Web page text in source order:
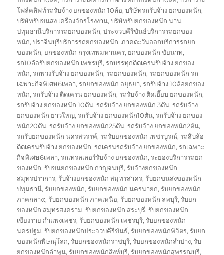
โฟล์คลิฟท์รถรับจ้าง ยกของหนัก 10ล้อ,บริษัทรถรับจ้าง ยกของหนัก,
บริษัทรับขนส่ง เครื่องจักรโรงงาน,บริษัทรับยกของหนัก น่าน,
ปทุมธานีบริการรถยกของหนัก,ประจวบคีรีขันธ์บริการรถยกของ
หนัก,ปราจีนบุรีบริการรถยกของหนัก,ภาคตะวันออกบริการรถยก
ของหนัก, ยกของหนัก กรุงเทพมหานคร, ยกของหนัก ชัยนาท,
รถ10ล้อรับยกของหนัก เพชรบุรี,รถบรรทุกติดเครนรับจ้าง ยกของ
หนัก,รถพ่วงรับจ้าง ยกของหนัก,รถยกของหนัก,รถยกของหนัก รถ
เฉพาะกิจพิเศษ6เพลา,รถยกของหนัก อยุธยา,รถรับจ้าง 10ล้อยกของ
หนัก,รถรับจ้าง ติดเครน ยกของหนัก,รถรับจ้าง ติดเฮี๊ยบ ยกของหนัก,
รถรับจ้าง ยกของหนัก 10ตัน,รถรับจ้าง ยกของหนัก 3ตัน,รถรับจ้าง
ยกของหนัก ยาวใหญ่,รถรับจ้าง ยกของหนัก10ตัน,รถรับจ้าง ยกของ
หนัก20ตัน,รถรับจ้าง ยกของหนัก25ตัน,รถรับจ้าง ยกของหนัก2ตัน,
รถรับยกของหนัก นครสวรรค์,รถรับยกของหนัก เพชรบูรณ์,รถสิบล้อ
ติดเครนรับจ้าง ยกของหนัก,รถเครนรถรับจ้าง ยกของหนัก,รถเฉพาะ
กิจพิเศษ6เพลา,รถเทรลเลอร์รับจ้าง ยกของหนัก,ระยองบริการรถยก
ของหนัก,รับขนยกของหนัก กาญจนบุรี,รับจ้างยกของหนัก
สมุทรปราการ,รับจ้างยกของหนัก สมุทรสาคร,รับยกขนส่งของหนัก
ปทุมธานี,รับยกของหนัก,รับยกของหนัก นครนายก,รับยกของหนัก
ภาคกลาง:,รับยกของหนัก ภาคเหนือ,รับยกของหนัก ลพบุรี,รับยก
ของหนัก สมุทรสงคราม,รับยกของหนัก สระบุรี,รับยกของหนัก
เชียงราย กำแพงเพชร,รับยกของหนัก เพชรบุรี,รับยกของหนัก
นครปฐม,รับยกของหนักประจวบคีรีขันธ์,รับยกของหนักพิจิตร,รับยก
ของหนักพิษณุโลก,รับยกของหนักราชบุรี,รับยกของหนักลำปาง,รับ
ยกของหนักลำพูน,รับยกของหนักสิงห์บุรี,รับยกของหนักสุพรรณบุรี,